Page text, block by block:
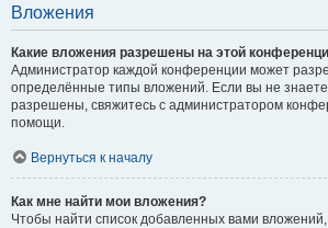
Вложения
Какие вложения разрешены на этой
Администратор каждой конференции может
определённые типы вложений. Если вы не
разрешены, свяжитесь с администратором
помощи.
Вернуться к началу
Как мне найти мои вложения?
Чтобы найти список добавленных вами